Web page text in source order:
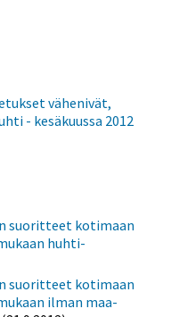
vähenivät,
- kesäkuussa 2012
suoritteet kotimaan
huhti-
suoritteet kotimaan
ilman maa-